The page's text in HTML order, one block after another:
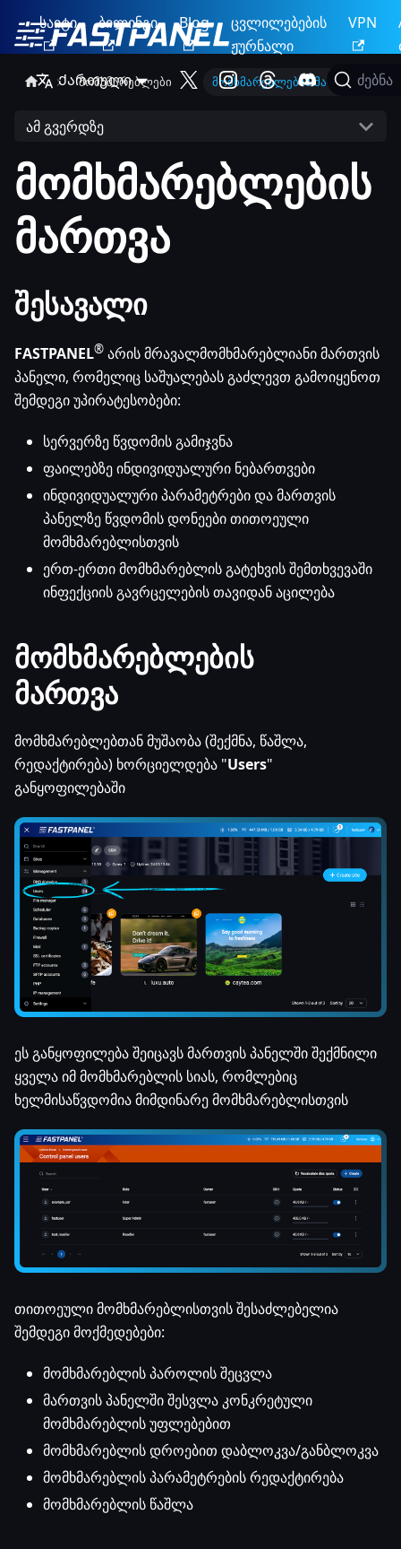
საიტი ბილინგი Blog
ცვლილებების
ჟურნალი
VPN
Ქართული
ძებნა
მომხმარებლები მომხმარებლების მართვა
ამ გვერდზე
მომხმარებლების
მართვა
შესავალი
FASTPANEL® არის მრავალმომხმარებლიანი მართვის
პანელი, რომელიც საშუალებას გაძლევთ გამოიყენოთ
შემდეგი უპირატესობები:
სერვერზე წვდომის გამიჯვნა
ფაილებზე ინდივიდუალური ნებართვები
ინდივიდუალური პარამეტრები და მართვის
პანელზე წვდომის დონეები თითოეული
მომხმარებლისთვის
ერთ-ერთი მომხმარებლის გატეხვის შემთხვევაში
ინფექციის გავრცელების თავიდან აცილება
მომხმარებლების
მართვა
მომხმარებლებთან მუშაობა (შექმნა, წაშლა,
რედაქტირება) ხორციელდება "Users"
განყოფილებაში
ეს განყოფილება შეიცავს მართვის პანელში შექმნილი
ყველა იმ მომხმარებლის სიას, რომლებიც
ხელმისაწვდომია მიმდინარე მომხმარებლისთვის
თითოეული მომხმარებლისთვის შესაძლებელია
შემდეგი მოქმედებები:
მომხმარებლის პაროლის შეცვლა
მართვის პანელში შესვლა კონკრეტული
მომხმარებლის უფლებებით
მომხმარებლის დროებით დაბლოკვა/განბლოკვა
მომხმარებლის პარამეტრების რედაქტირება
მომხმარებლის წაშლა